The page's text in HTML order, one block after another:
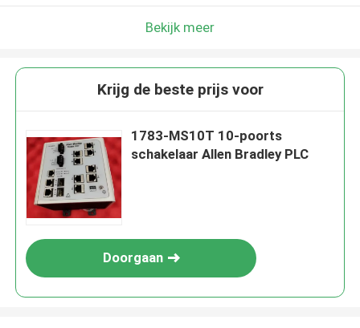
Bekijk meer
Krijg de beste prijs voor
1783-MS10T 10-poorts
schakelaar Allen Bradley PLC
Doorgaan